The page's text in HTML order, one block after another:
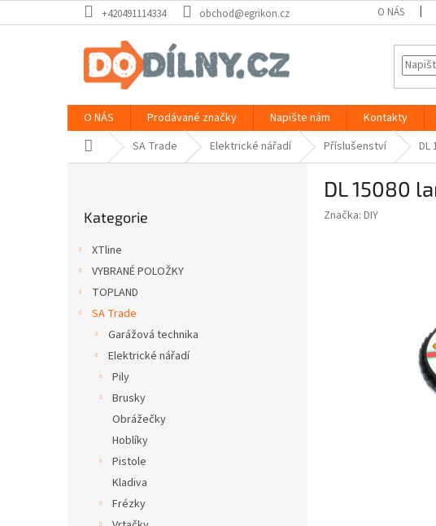
na
+420491114334 obchod@egrikon.cz O NÁS
O NÁS Prodávané značky Napište nám Kontakty
Domů SA Trade Elektrické nářadí Příslušenství DL
kategorie
Kategorie
XTline
VYBRANÉ POLOŽKY
TOPLAND
SA Trade
Garážová technika
Elektrické nářadí
Pily
Brusky
Obrážečky
Hoblíky
Pistole
Kladiva
Frézky
DL 15080
Značka: DIY